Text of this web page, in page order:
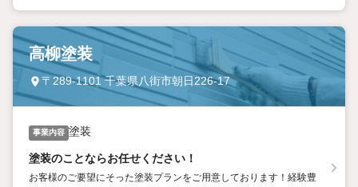
高柳塗装
〒289-1101 千葉県八街市朝日226-17
事業内容 塗装
塗装のことならお任せください！
お客様のご要望にそった塗装プランをご用意しております！経験豊